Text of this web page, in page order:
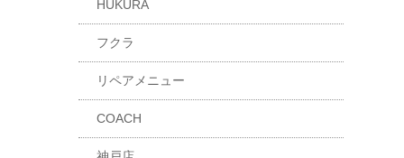
HUKURA
フクラ
リペアメニュー
COACH